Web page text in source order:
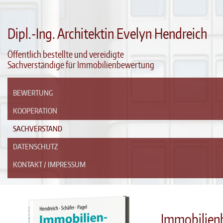
Dipl.-Ing. Architektin Evelyn Hendreich
Öffentlich bestellte und vereidigte
Sachverständige für Immobilienbewertung
BEWERTUNG
KOOPERATION
SACHVERSTAND
DATENSCHUTZ
KONTAKT / IMPRESSUM